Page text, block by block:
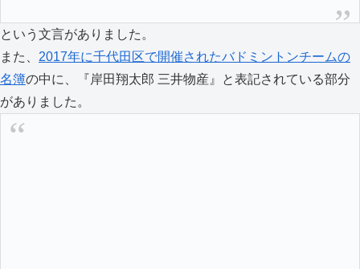
という文言がありました。
また、 2017年に千代田区で開催されたバドミントンチームの
名簿の中に、『岸田翔太郎 三井物産』と表記されている部分
がありました。